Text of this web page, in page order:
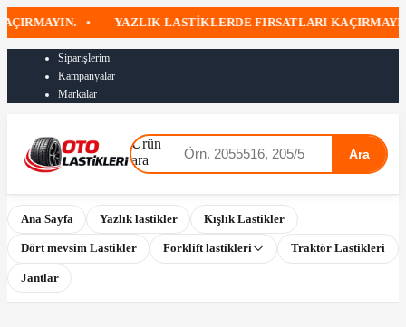
• YAZLIK LASTIKLERDE FIRSATLARI KAÇIRMAYIN •
Siparişlerim
Kampanyalar
Markalar
Ürün
ara
Ara
Ana Sayfa Yazlık lastikler Kışlık Lastikler
Dört mevsim Lastikler Forklift lastikleri Traktör Lastikleri
Jantlar